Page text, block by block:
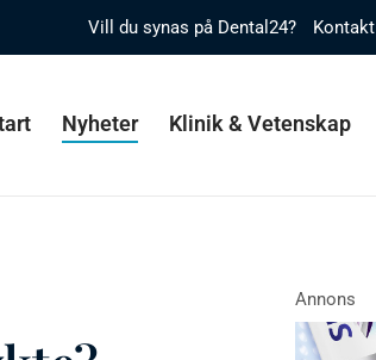
Vill du synas på Dental24? Kontakt
Nyheter Klinik & Vetenskap